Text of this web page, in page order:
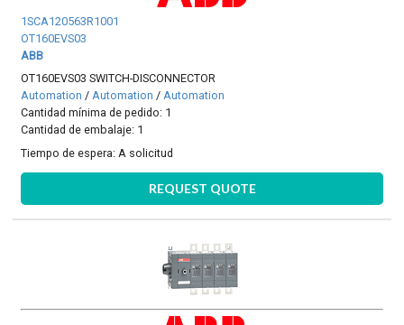
1SCA120563R1001
OT160EVS03
ABB
OT160EVS03 SWITCH-DISCONNECTOR
Automation /Automation /Automation
Cantidad mínima de pedido: 1
Cantidad de embalaje: 1
Tiempo de espera: A solicitud
REQUEST QUOTE